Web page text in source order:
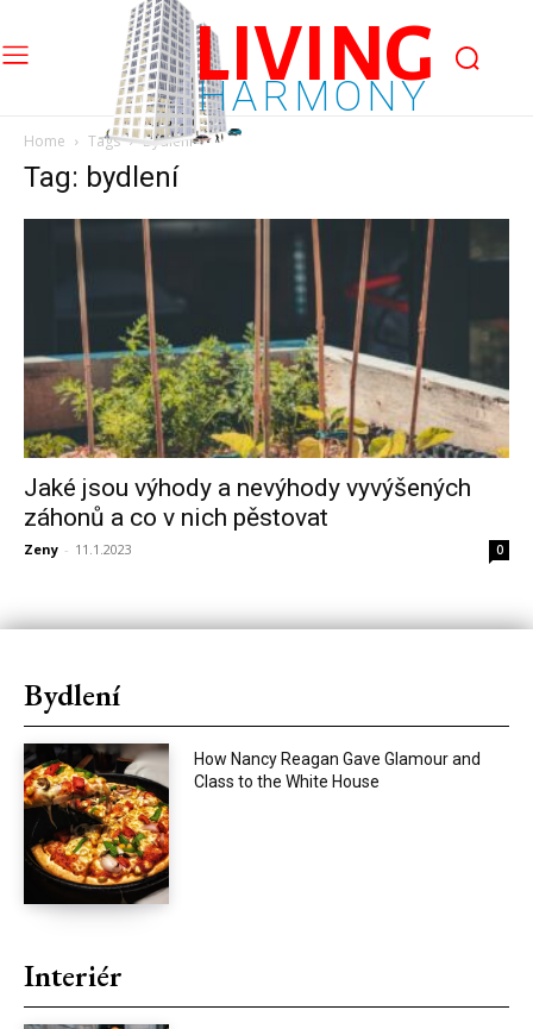
LIVING
HARMONY
Home Tags Bydlení
Tag: bydlení
Jaké jsou výhody a nevýhody vyvýšených
záhonů a co v nich pěstovat
Zeny - 11.1.2023 0
Bydlení
How Nancy Reagan Gave Glamour and
Class to the White House
Interiér